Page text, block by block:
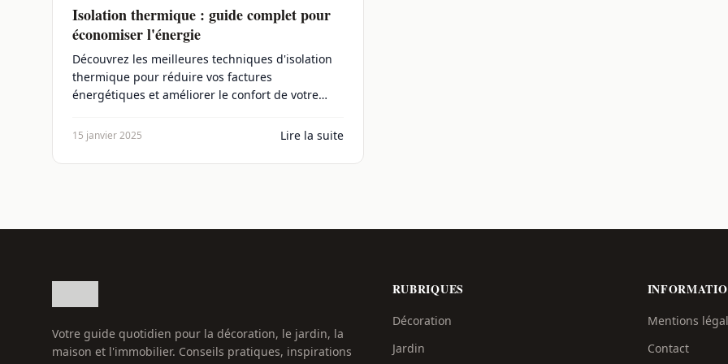
Isolation thermique : guide complet pour
économiser l'énergie
Découvrez les meilleures techniques d'isolation
thermique pour réduire vos factures
énergétiques et améliorer le confort de votre
15 janvier 2025 Lire la suite
Votre guide quotidien pour la décoration, le jardin, la
maison et l'immobilier. Conseils pratiques, inspirations
RUBRIQUES
Décoration
Jardin
Mentions
Contact